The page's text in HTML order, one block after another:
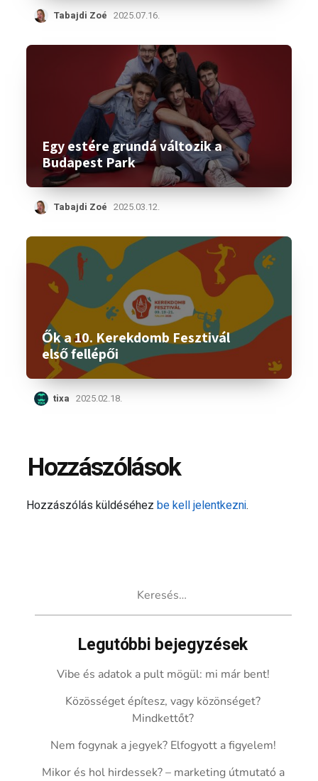
Tabajdi Zoé 2025.07.16.
Egy estére grundá változik a
Budapest Park
Tabajdi Zoé 2025.03.12.
Ők a 10. Kerekdomb Fesztivál
első fellépői
tixa 2025.02.18.
Hozzászólások
Hozzászólás küldéséhezbe kell jelentkezni.
Legutóbbi bejegyzések
Vibe és adatok a pult mögül: mi már bent!
Közösséget építesz, vagy közönséget?
Mindkettőt?
Nem fogynak a jegyek? Elfogyott a figyelem!
Mikor és hol hirdessek? – marketing útmutató a